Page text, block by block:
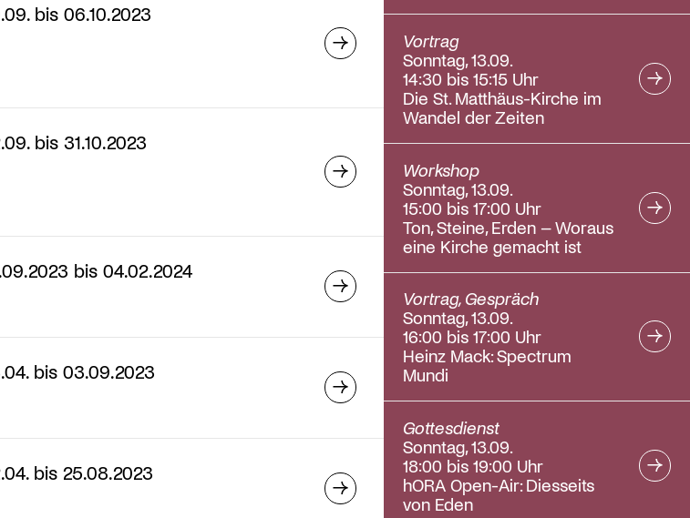
bis 06.10.2023
bis 31.10.2023
bis 04.02.2024
bis 03.09.2023
bis 25.08.2023
Vortrag
Sonntag, 13.09.
14:30 bis 15:15 Uhr
Die St. Matthäus-Kirche im
Wandel der Zeiten
Workshop
Sonntag, 13.09.
15:00 bis 17:00 Uhr
Ton, Steine, Erden – Woraus
eine Kirche gemacht ist
Vortrag, Gespräch
Sonntag, 13.09.
16:00 bis 17:00 Uhr
Heinz Mack: Spectrum
Mundi
Gottesdienst
Sonntag, 13.09.
18:00 bis 19:00 Uhr
hORA Open-Air: Diesseits
von Eden